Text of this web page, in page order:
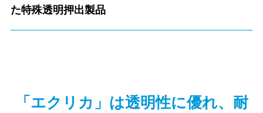
た特殊透明押出製品
「エクリカ」は透明性に優れ、耐